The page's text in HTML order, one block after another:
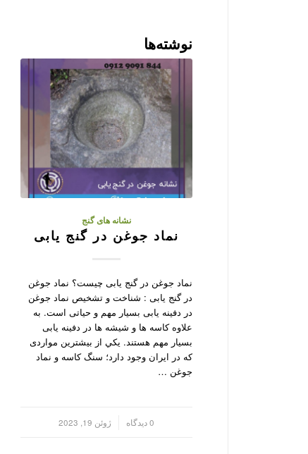
نوشته‌ها
نشانه های گنج
نماد جوغن در گنج یابی
نماد جوغن در گنج یابی چیست؟ نماد جوغن
در گنج یابی : شناخت و تشخیص نماد جوغن
در دفینه یابی بسیار مهم و حیاتی است. به
علاوه کاسه ها و شیشه ها در دفینه یابی
بسیار مهم هستند. يکي از بيشترين مواردی
که در ايران وجود دارد؛ سنگ کاسه و نماد
جوغن …
0 دیدگاه ژوئن 19, 2023